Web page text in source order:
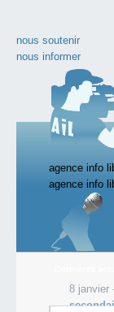
nous soutenir
nous informer
agence info
Close
Actualité
agence info
8 janvier